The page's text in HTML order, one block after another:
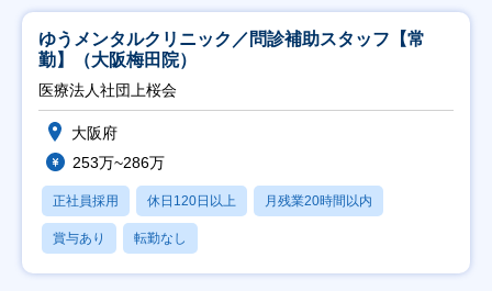
ゆうメンタルクリニック／問診補助スタッフ【常
勤】（大阪梅田院）
医療法人社団上桜会
大阪府
253万~286万
正社員採用 休日120日以上 月残業20時間以内
賞与あり 転勤なし